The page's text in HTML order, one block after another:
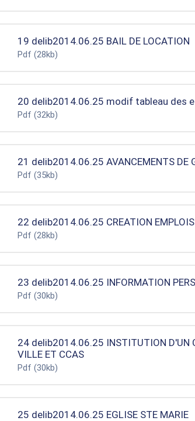
19 delib2014.06.25 BAIL DE LOCATION
Pdf (28kb)
20 delib2014.06.25 modif tableau des
Pdf (32kb)
21 delib2014.06.25 AVANCEMENTS DE
Pdf (35kb)
22 delib2014.06.25 CREATION EMPLOIS
Pdf (28kb)
23 delib2014.06.25 INFORMATION
Pdf (30kb)
24 delib2014.06.25 INSTITUTION D'UN
VILLE ET CCAS
Pdf (30kb)
25 delib2014.06.25 EGLISE STE MARIE